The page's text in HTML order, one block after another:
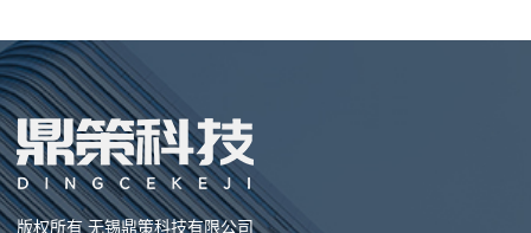
版权所有 无锡鼎策科技有限公司